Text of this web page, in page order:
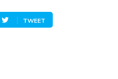
TWEET